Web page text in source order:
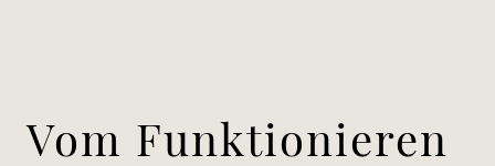
Vom Funktionieren